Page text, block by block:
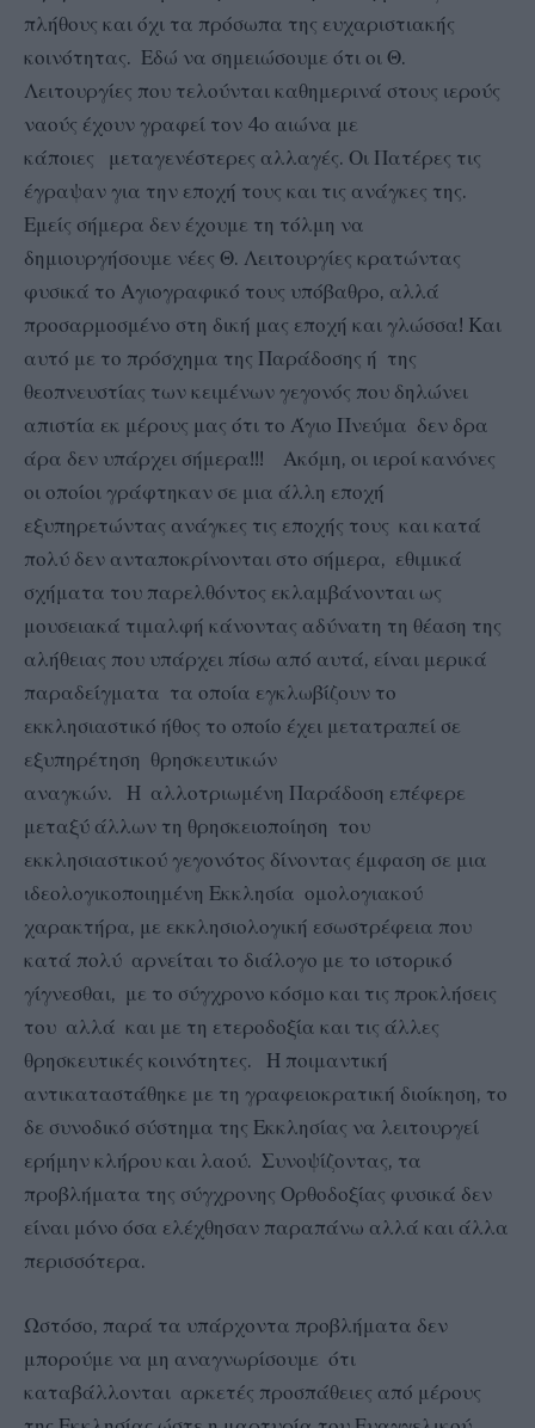
πλήθους και όχι τα πρόσωπα της ευχαριστιακής
κοινότητας. Εδώ να σημειώσουμε ότι οι Θ.
Λειτουργίες που τελούνται καθημερινά στους ιερούς
ναούς έχουν γραφεί τον 4ο αιώνα με
κάποιες μεταγενέστερες αλλαγές. Οι Πατέρες τις
έγραψαν για την εποχή τους και τις ανάγκες της.
Εμείς σήμερα δεν έχουμε τη τόλμη να
δημιουργήσουμε νέες Θ. Λειτουργίες κρατώντας
φυσικά το Αγιογραφικό τους υπόβαθρο, αλλά
προσαρμοσμένο στη δική μας εποχή και γλώσσα! Και
αυτό με το πρόσχημα της Παράδοσης ή της
θεοπνευστίας των κειμένων γεγονός που δηλώνει
απιστία εκ μέρους μας ότι το Άγιο Πνεύμα δεν δρα
άρα δεν υπάρχει σήμερα!!! Ακόμη, οι ιεροί κανόνες
οι οποίοι γράφτηκαν σε μια άλλη εποχή
εξυπηρετώντας ανάγκες τις εποχής τους και κατά
πολύ δεν ανταποκρίνονται στο σήμερα, εθιμικά
σχήματα του παρελθόντος εκλαμβάνονται ως
μουσειακά τιμαλφή κάνοντας αδύνατη τη θέαση της
αλήθειας που υπάρχει πίσω από αυτά, είναι μερικά
παραδείγματα τα οποία εγκλωβίζουν το
εκκλησιαστικό ήθος το οποίο έχει μετατραπεί σε
εξυπηρέτηση θρησκευτικών
αναγκών. Η αλλοτριωμένη Παράδοση επέφερε
μεταξύ άλλων τη θρησκειοποίηση του
εκκλησιαστικού γεγονότος δίνοντας έμφαση σε μια
ιδεολογικοποιημένη Εκκλησία ομολογιακού
χαρακτήρα, με εκκλησιολογική εσωστρέφεια που
κατά πολύ αρνείται το διάλογο με το ιστορικό
γίγνεσθαι, με το σύγχρονο κόσμο και τις προκλήσεις
του αλλά και με τη ετεροδοξία και τις άλλες
θρησκευτικές κοινότητες. Η ποιμαντική
αντικαταστάθηκε με τη γραφειοκρατική διοίκηση, το
δε συνοδικό σύστημα της Εκκλησίας να λειτουργεί
ερήμην κλήρου και λαού. Συνοψίζοντας, τα
προβλήματα της σύγχρονης Ορθοδοξίας φυσικά δεν
είναι μόνο όσα ελέχθησαν παραπάνω αλλά και άλλα
περισσότερα.
Ωστόσο, παρά τα υπάρχοντα προβλήματα δεν
μπορούμε να μη αναγνωρίσουμε ότι
καταβάλλονται αρκετές προσπάθειες από μέρους